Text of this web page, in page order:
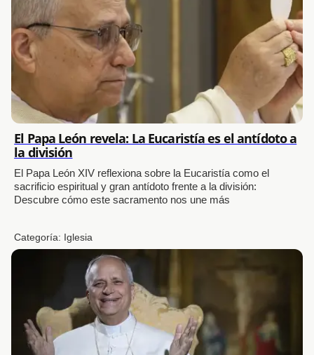
El Papa León revela: La Eucaristía es el antídoto a
la división
El Papa León XIV reflexiona sobre la Eucaristía como el
sacrificio espiritual y gran antídoto frente a la división:
Descubre cómo este sacramento nos une más
Categoría: Iglesia